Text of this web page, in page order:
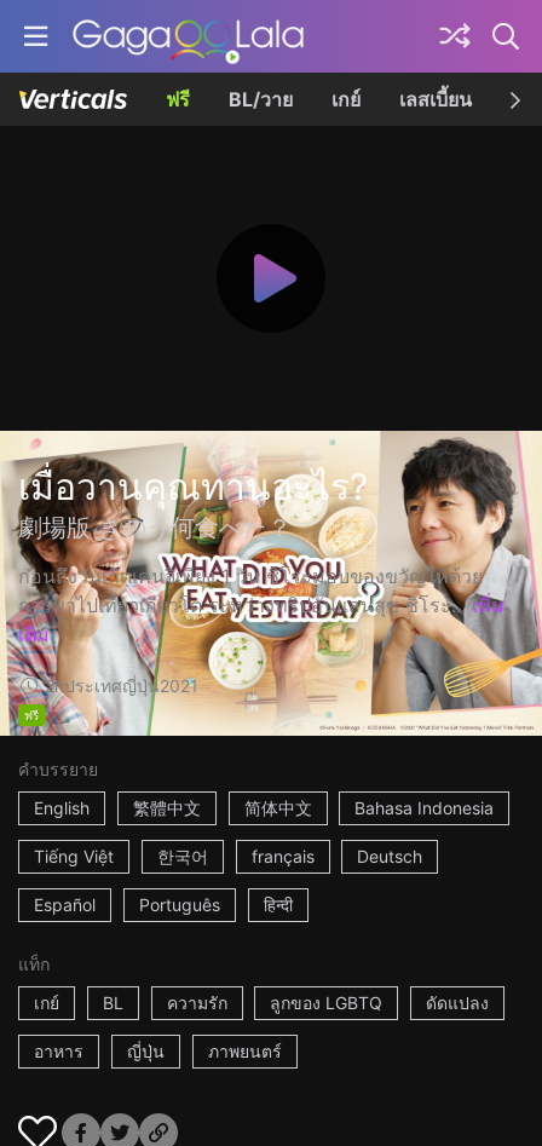
ฟรี BL/วาย เกย์ เลสเบี้ยน เค
เมื่อวานคุณทานอะไร?
劇場版 きのう何食べた？
ก่อนถึงวันเกิดเคนจิเพียง 1 วัน ชิโระมอบของขวัญให้ด้วย
การพาไปเที่ยวเกียวโต ระหว่างทริปอันแสนสุข ชิโระ... เพิ่ม
เติม
2hประเทศญี่ปุ่น2021
ฟรี
คำบรรยาย
English
繁體中文 简体中文 Bahasa Indonesia
Tiếng Việt 한국어 français Deutsch
Español Português हिन्दी
แท็ก
เกย์
BL ความรัก ลูกของ LGBTQ ดัดแปลง
อาหาร ญี่ปุ่น ภาพยนตร์